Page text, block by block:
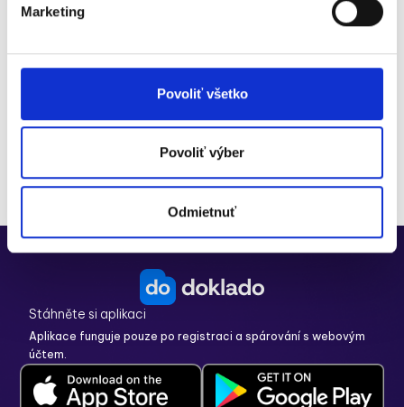
Marketing
Povoliť všetko
Povoliť výber
Odmietnuť
Bez zadání platební karty
30 dní zdarma
Moduly k vyzkoušení
Stáhněte si aplikaci
Aplikace funguje pouze po registraci a spárování s webovým
účtem.